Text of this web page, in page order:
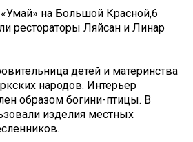
на Большой Красной,6
рестораторы Ляйсан и Линар
детей и материнства
народов. Интерьер
образом богини-птицы. В
изделия местных